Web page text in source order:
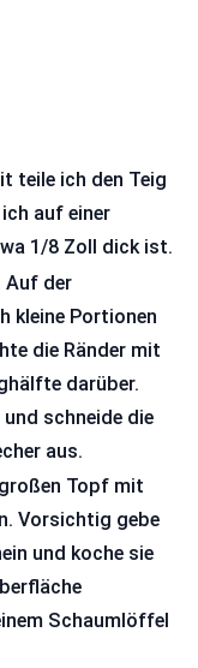
teile ich den Teig
auf einer
1/8 Zoll dick ist.
Auf der
kleine Portionen
die Ränder mit
darüber.
schneide die
aus.
Topf mit
Vorsichtig gebe
und koche sie
Schaumlöffel